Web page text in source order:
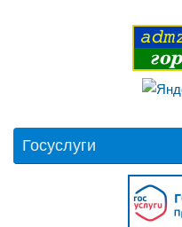
Госуслуги